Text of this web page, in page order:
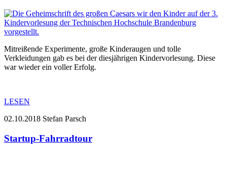
Mitreißende Experimente, große Kinderaugen und tolle
Verkleidungen gab es bei der diesjährigen Kindervorlesung. Diese
war wieder ein voller Erfolg.
LESEN
02.10.2018 Stefan Parsch
Startup-Fahrradtour